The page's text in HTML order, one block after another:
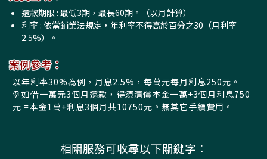
還款期限 : 最低3期，最長60期。（以月計算）
利率 : 依當鋪業法規定，年利率不得高於百分之30（月利率
2.5%）。
案例參考：
以年利率30%為例，月息2.5%，每萬元每月利息250元。
例如借一萬元3個月還款，得須清償本金一萬+3個月利息750
元 =本金1萬+利息3個月共10750元。無其它手續費用。
相關服務可收尋以下關鍵字：